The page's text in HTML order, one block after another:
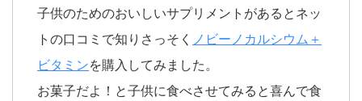
子供のためのおいしいサプリメントがあるとネッ
トの口コミで知りさっそく ノビーノカルシウム＋
ビタミンを購入してみました。
お菓子だよ！と子供に食べさせてみると喜んで食